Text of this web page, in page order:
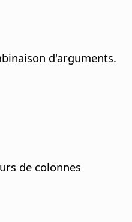
d'arguments.
de colonnes